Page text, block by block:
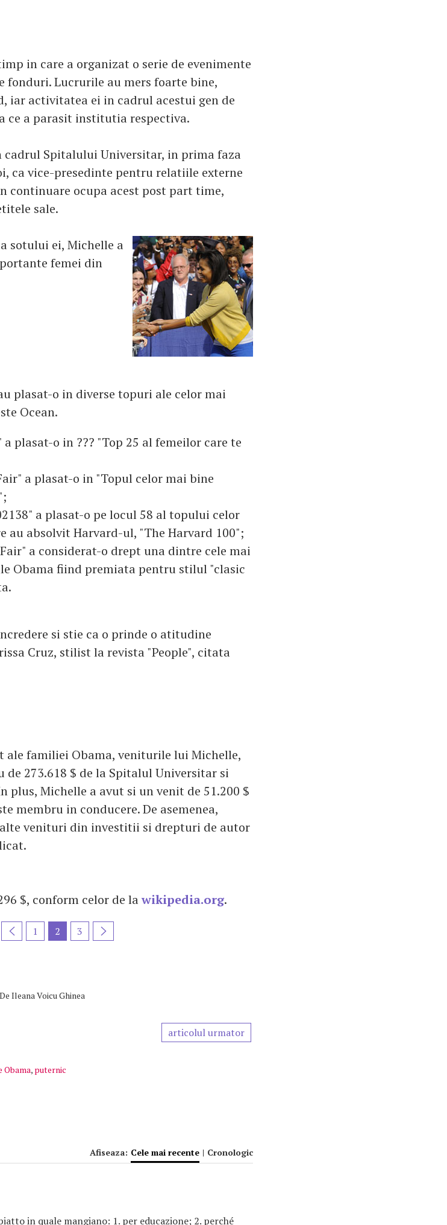
in care a organizat o serie de evenimente
fonduri. Lucrurile au mers foarte bine,
iar activitatea ei in cadrul acestui gen de
ce a parasit institutia respectiva.
cadrul Spitalului Universitar, in prima faza
ca vice-presedinte pentru relatiile externe
continuare ocupa acest post part time,
sale.
sotului ei, Michelle a
femei din
plasat-o in diverse topuri ale celor mai
Ocean.
a plasat-o in ??? "Top 25 al femeilor care te
a plasat-o in "Topul celor mai bine
a plasat-o pe locul 58 al topului celor
au absolvit Harvard-ul, "The Harvard 100";
a considerat-o drept una dintre cele mai
Obama fiind premiata pentru stilul "clasic
si stie ca o prinde o atitudine
Cruz, stilist la revista "People", citata
ale familiei Obama, veniturile lui Michelle,
de 273.618 $ de la Spitalul Universitar si
plus, Michelle a avut si un venit de 51.200 $
membru in conducere. De asemenea,
alte venituri din investitii si drepturi de autor
$, conform celor de lawikipedia.org.
1 2 3
De Ileana Voicu Ghinea
articolul urmator
Obama, puternic
Afiseaza: Cele mai recente | Cronologic
in quale mangiano: 1. per educazione; 2. perché